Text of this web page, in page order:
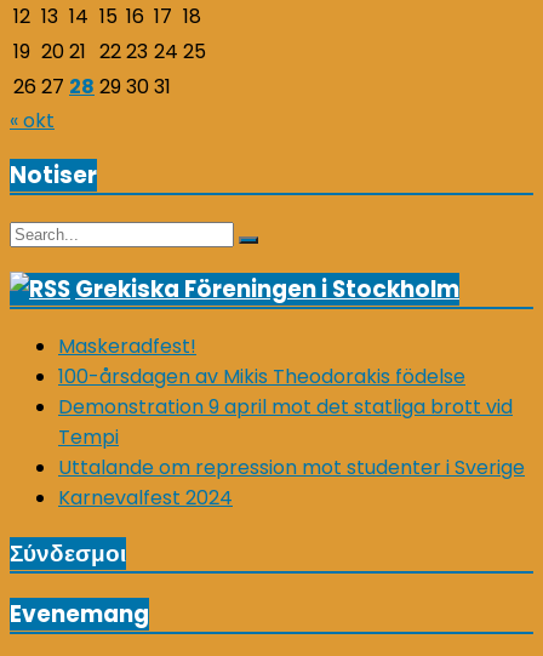
12 13 14 15 16 17 18
19 2021 2223 24 25
26 27 28 293031
« okt
Notiser
Search
Search
Grekiska Föreningen i Stockholm
Maskeradfest!
100-årsdagen av Mikis Theodorakis födelse
Demonstration 9 april mot det statliga brott vid
Tempi
Uttalande om repression mot studenter i Sverige
Karnevalfest 2024
Σύνδεσμοι
Evenemang